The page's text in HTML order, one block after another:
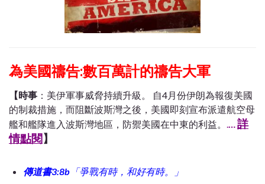
為美國禱告:數百萬計的禱告大軍
【時事 ： 美伊軍事威脅持續升級。
自4月份伊朗為報復美國
的制裁措施，而阻斷波斯灣之後，美國即刻宣布派遣航空母
艦和艦隊進入波斯灣地區，防禦美國在中東的利益。 .…詳
情點閱】
傳道書3:8b 「爭戰有時，和好有時。」